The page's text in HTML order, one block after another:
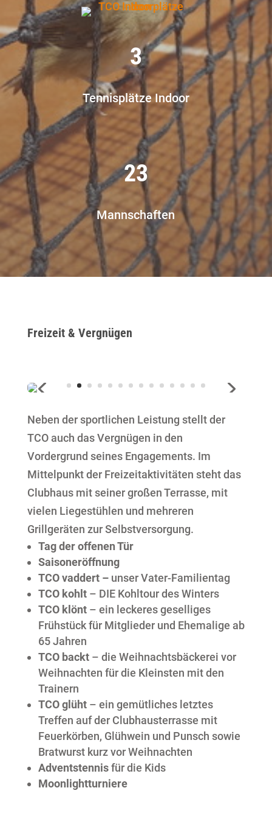
3
Tennisplätze Indoor
23
Mannschaften
Freizeit & Vergnügen
Neben der sportlichen Leistung stellt der
TCO auch das Vergnügen in den
Vordergrund seines Engagements. Im
Mittelpunkt der Freizeitaktivitäten steht das
Clubhaus mit seiner großen Terrasse, mit
vielen Liegestühlen und mehreren
Grillgeräten zur Selbstversorgung.
Tag der offenen Tür
Saisoneröffnung
TCO vaddert – unser Vater-Familientag
TCO kohlt– DIE Kohltour des Winters
TCO klönt– ein leckeres geselliges
Frühstück für Mitglieder und Ehemalige ab
65 Jahren
TCO backt– die Weihnachtsbäckerei vor
Weihnachten für die Kleinsten mit den
Trainern
TCO glüht– ein gemütliches letztes
Treffen auf der Clubhausterrasse mit
Feuerkörben, Glühwein und Punsch sowie
Bratwurst kurz vor Weihnachten
Adventstennisfür die Kids
Moonlightturniere